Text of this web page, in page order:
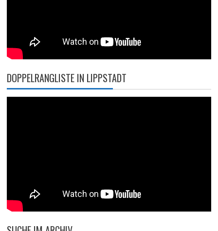
DOPPELRANGLISTE IN LIPPSTADT